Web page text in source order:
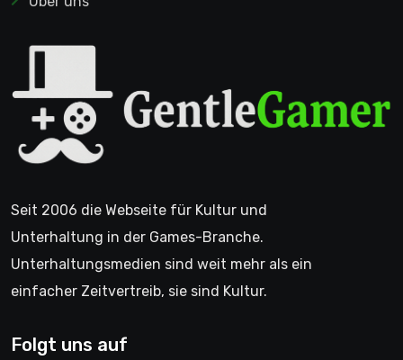
Seit 2006 die Webseite für Kultur und
Unterhaltung in der Games-Branche.
Unterhaltungsmedien sind weit mehr als ein
einfacher Zeitvertreib, sie sind Kultur.
Folgt uns auf